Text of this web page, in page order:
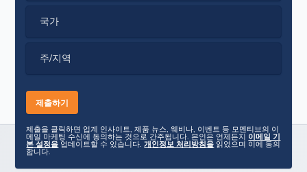
국가
주/지역
제출을 클릭하면 업계 인사이트, 제품 뉴스, 웨비나, 이벤트 등 모멘티브의 이
메일 마케팅 수신에 동의하는 것으로 간주됩니다. 본인은 언제든지 이메일 기
본 설정을업데이트할 수 있습니다.개인정보 처리방침을 읽었으며 이에 동의
합니다.